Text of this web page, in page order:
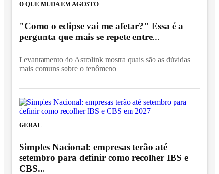
O QUE MUDA EM AGOSTO
"Como o eclipse vai me afetar?" Essa é a
pergunta que mais se repete entre...
Levantamento do Astrolink mostra quais são as dúvidas
mais comuns sobre o fenômeno
GERAL
Simples Nacional: empresas terão até
setembro para definir como recolher IBS e
CBS...